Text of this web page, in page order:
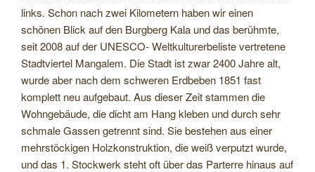
links. Schon nach zwei Kilometern haben wir einen
schönen Blick auf den Burgberg Kala und das berühmte,
seit 2008 auf der UNESCO- Weltkulturerbeliste vertretene
Stadtviertel Mangalem. Die Stadt ist zwar 2400 Jahre alt,
wurde aber nach dem schweren Erdbeben 1851 fast
komplett neu aufgebaut. Aus dieser Zeit stammen die
Wohngebäude, die dicht am Hang kleben und durch sehr
schmale Gassen getrennt sind. Sie bestehen aus einer
mehrstöckigen Holzkonstruktion, die weiß verputzt wurde,
und das 1. Stockwerk steht oft über das Parterre hinaus auf